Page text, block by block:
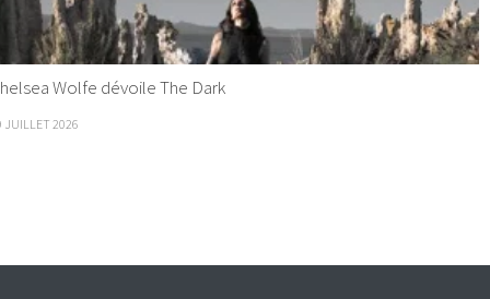
Wolfe dévoile The Dark
JUILLET 2026